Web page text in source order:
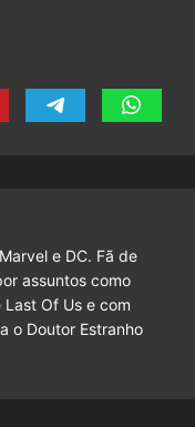
e DC. Fã de
assuntos como
Of Us e com
o Doutor Estranho